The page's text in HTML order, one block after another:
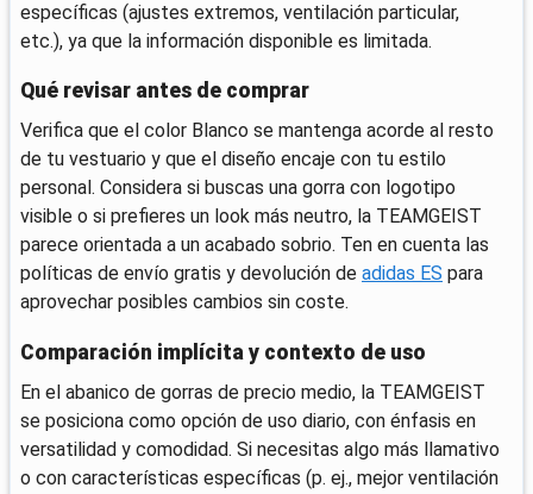
específicas (ajustes extremos, ventilación particular,
etc.), ya que la información disponible es limitada.
Qué revisar antes de comprar
Verifica que el color Blanco se mantenga acorde al resto
de tu vestuario y que el diseño encaje con tu estilo
personal. Considera si buscas una gorra con logotipo
visible o si prefieres un look más neutro, la TEAMGEIST
parece orientada a un acabado sobrio. Ten en cuenta las
políticas de envío gratis y devolución de adidas ES para
aprovechar posibles cambios sin coste.
Comparación implícita y contexto de uso
En el abanico de gorras de precio medio, la TEAMGEIST
se posiciona como opción de uso diario, con énfasis en
versatilidad y comodidad. Si necesitas algo más llamativo
o con características específicas (p. ej., mejor ventilación